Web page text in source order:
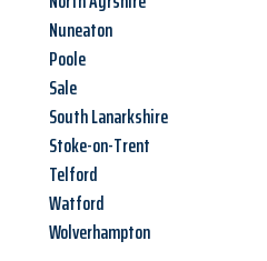
Nuneaton
Poole
Sale
South Lanarkshire
Stoke-on-Trent
Telford
Watford
Wolverhampton